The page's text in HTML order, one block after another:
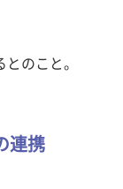
のこと。
連携